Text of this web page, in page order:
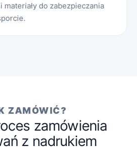
do zabezpieczania
ZAMÓWIĆ?
zamówienia
z nadrukiem